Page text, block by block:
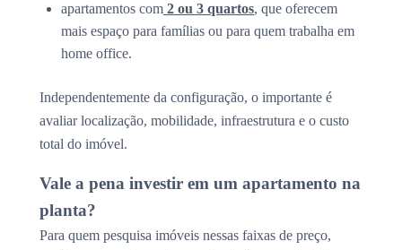
apartamentos com 2 ou 3 quartos, que oferecem
mais espaço para famílias ou para quem trabalha em
home office.
Independentemente da configuração, o importante é
avaliar localização, mobilidade, infraestrutura e o custo
total do imóvel.
Vale a pena investir em um apartamento na
planta?
Para quem pesquisa imóveis nessas faixas de preço,